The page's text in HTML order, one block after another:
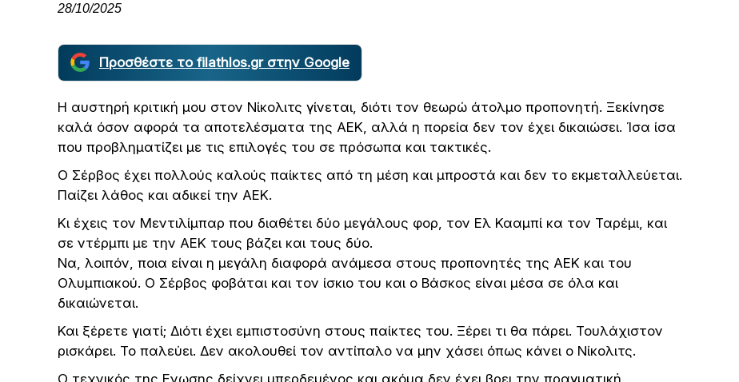
28/10/2025
Προσθέστε το filathlos.gr στην Google
Η αυστηρή κριτική μου στον Νίκολιτς γίνεται, διότι τον θεωρώ άτολμο προπονητή. Ξεκίνησε
καλά όσον αφορά τα αποτελέσματα της ΑΕΚ, αλλά η πορεία δεν τον έχει δικαιώσει. Ίσα ίσα
που προβληματίζει με τις επιλογές του σε πρόσωπα και τακτικές.
Ο Σέρβος έχει πολλούς καλούς παίκτες από τη μέση και μπροστά και δεν το εκμεταλλεύεται.
Παίζει λάθος και αδικεί την ΑΕΚ.
Κι έχεις τον Μεντιλίμπαρ που διαθέτει δύο μεγάλους φορ, τον Ελ Κααμπί κα τον Ταρέμι, και
σε ντέρμπι με την ΑΕΚ τους βάζει και τους δύο.
Να, λοιπόν, ποια είναι η μεγάλη διαφορά ανάμεσα στους προπονητές της ΑΕΚ και του
Ολυμπιακού. Ο Σέρβος φοβάται και τον ίσκιο του και ο Βάσκος είναι μέσα σε όλα και
δικαιώνεται.
Και ξέρετε γιατί; Διότι έχει εμπιστοσύνη στους παίκτες του. Ξέρει τι θα πάρει. Τουλάχιστον
ρισκάρει. Το παλεύει. Δεν ακολουθεί τον αντίπαλο να μην χάσει όπως κάνει ο Νίκολιτς.
Ο τεχνικός της Ενωσης δείχνει μπερδεμένος και ακόμα δεν έχει βρει την πραγματική